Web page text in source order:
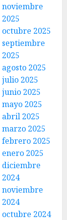
noviembre
2025
octubre 2025
septiembre
2025
agosto 2025
julio 2025
junio 2025
mayo 2025
abril 2025
marzo 2025
febrero 2025
enero 2025
diciembre
2024
noviembre
2024
octubre 2024